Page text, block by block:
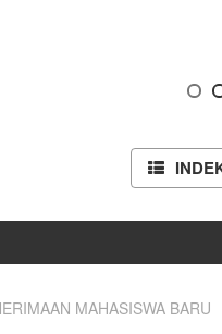
MAHASISWA BARU